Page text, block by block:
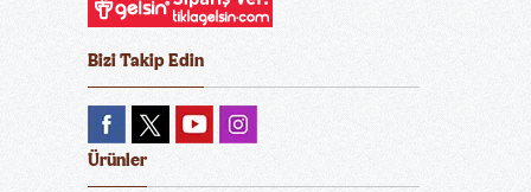
Bizi Takip Edin
Ürünler